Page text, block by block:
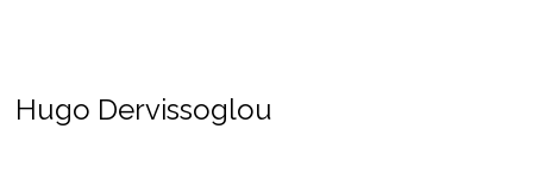
Hugo Dervissoglou